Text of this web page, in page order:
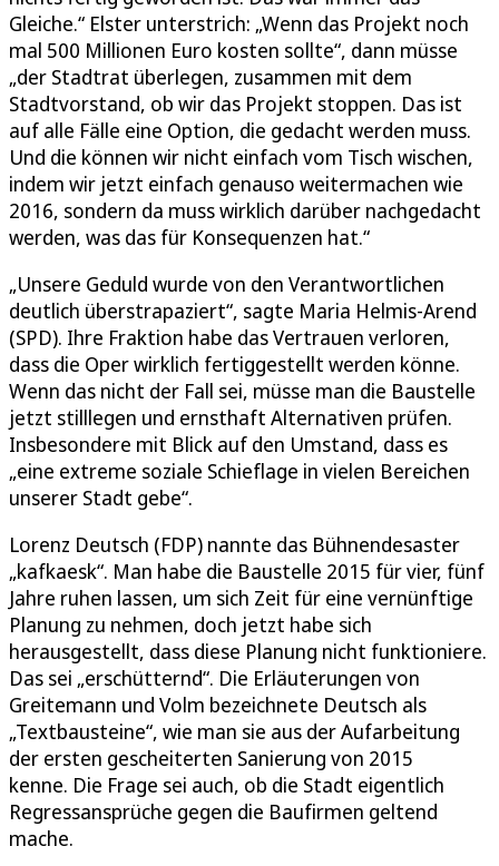
Gleiche.“ Elster unterstrich: „Wenn das Projekt noch
mal 500 Millionen Euro kosten sollte“, dann müsse
„der Stadtrat überlegen, zusammen mit dem
Stadtvorstand, ob wir das Projekt stoppen. Das ist
auf alle Fälle eine Option, die gedacht werden muss.
Und die können wir nicht einfach vom Tisch wischen,
indem wir jetzt einfach genauso weitermachen wie
2016, sondern da muss wirklich darüber nachgedacht
werden, was das für Konsequenzen hat.“
„Unsere Geduld wurde von den Verantwortlichen
deutlich überstrapaziert“, sagte Maria Helmis-Arend
(SPD). Ihre Fraktion habe das Vertrauen verloren,
dass die Oper wirklich fertiggestellt werden könne.
Wenn das nicht der Fall sei, müsse man die Baustelle
jetzt stilllegen und ernsthaft Alternativen prüfen.
Insbesondere mit Blick auf den Umstand, dass es
„eine extreme soziale Schieflage in vielen Bereichen
unserer Stadt gebe“.
Lorenz Deutsch (FDP) nannte das Bühnendesaster
„kafkaesk“. Man habe die Baustelle 2015 für vier, fünf
Jahre ruhen lassen, um sich Zeit für eine vernünftige
Planung zu nehmen, doch jetzt habe sich
herausgestellt, dass diese Planung nicht funktioniere.
Das sei „erschütternd“. Die Erläuterungen von
Greitemann und Volm bezeichnete Deutsch als
„Textbausteine“, wie man sie aus der Aufarbeitung
der ersten gescheiterten Sanierung von 2015
kenne. Die Frage sei auch, ob die Stadt eigentlich
Regressansprüche gegen die Baufirmen geltend
mache.